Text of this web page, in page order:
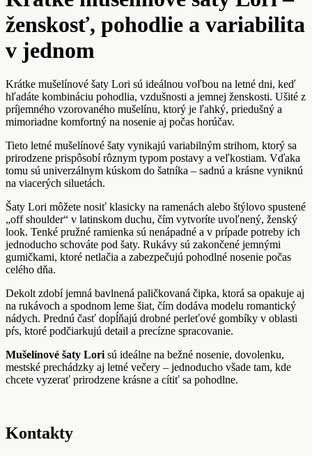
ženskosť, pohodlie a variabilita
v jednom
Krátke mušelínové šaty Lori sú ideálnou voľbou na letné dni, keď
hľadáte kombináciu pohodlia, vzdušnosti a jemnej ženskosti. Ušité z
príjemného vzorovaného mušelínu, ktorý je ľahký, priedušný a
mimoriadne komfortný na nosenie aj počas horúčav.
Tieto letné mušelínové šaty vynikajú variabilným strihom, ktorý sa
prirodzene prispôsobí rôznym typom postavy a veľkostiam. Vďaka
tomu sú univerzálnym kúskom do šatníka – sadnú a krásne vyniknú
na viacerých siluetách.
Šaty Lori môžete nosiť klasicky na ramenách alebo štýlovo spustené
„off shoulder“ v latinskom duchu, čím vytvoríte uvoľnený, ženský
look. Tenké pružné ramienka sú nenápadné a v prípade potreby ich
jednoducho schováte pod šaty. Rukávy sú zakončené jemnými
gumičkami, ktoré netlačia a zabezpečujú pohodlné nosenie počas
celého dňa.
Dekolt zdobí jemná bavlnená paličkovaná čipka, ktorá sa opakuje aj
na rukávoch a spodnom leme šiat, čím dodáva modelu romantický
nádych. Prednú časť dopĺňajú drobné perleťové gombíky v oblasti
pŕs, ktoré podčiarkujú detail a precízne spracovanie.
Mušelínové šaty Lori sú ideálne na bežné nosenie, dovolenku,
mestské prechádzky aj letné večery – jednoducho všade tam, kde
chcete vyzerať prirodzene krásne a cítiť sa pohodlne.
Kontakty